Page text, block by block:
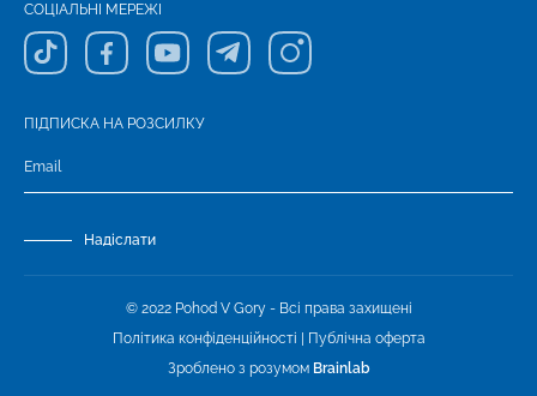
СОЦІАЛЬНІ МЕРЕЖІ
ПІДПИСКА НА РОЗСИЛКУ
Надіслати
© 2022 Pohod V Gory - Всі права захищені
Політика конфіденційності
Публічна оферта
Зроблено з розумом Brainlab